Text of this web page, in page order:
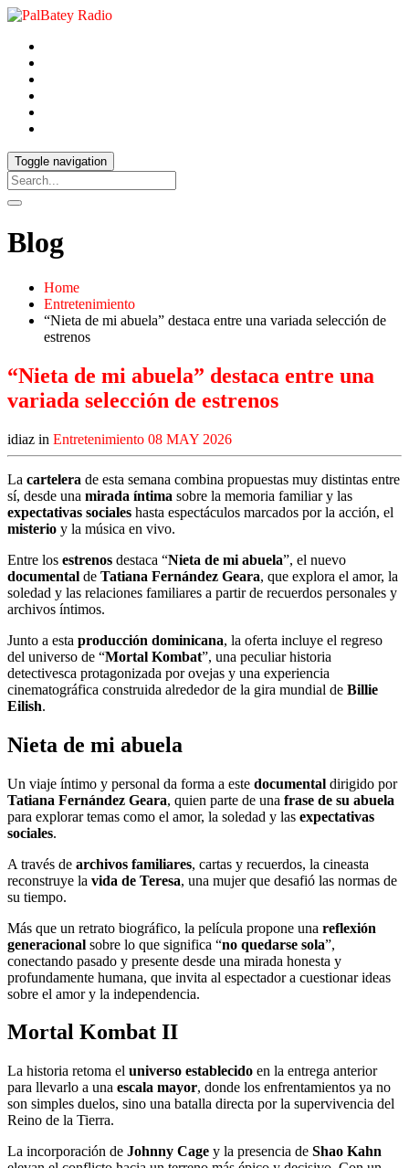
Toggle navigation
Blog
Home
Entretenimiento
“Nieta de mi abuela” destaca entre una variada selección de
estrenos
“Nieta de mi abuela” destaca entre una
variada selección de estrenos
idiaz in Entretenimiento 08 MAY 2026
La cartelera de esta semana combina propuestas muy distintas entre
sí, desde una mirada íntima sobre la memoria familiar y las
expectativas sociales hasta espectáculos marcados por la acción, el
misterio y la música en vivo.
Entre los estrenos destaca “Nieta de mi abuela”, el nuevo
documental de Tatiana Fernández Geara, que explora el amor, la
soledad y las relaciones familiares a partir de recuerdos personales y
archivos íntimos.
Junto a esta producción dominicana, la oferta incluye el regreso
del universo de “Mortal Kombat”, una peculiar historia
detectivesca protagonizada por ovejas y una experiencia
cinematográfica construida alrededor de la gira mundial de Billie
Eilish.
Nieta de mi abuela
Un viaje íntimo y personal da forma a este documental dirigido por
Tatiana Fernández Geara, quien parte de una frase de su abuela
para explorar temas como el amor, la soledad y las expectativas
sociales.
A través de archivos familiares, cartas y recuerdos, la cineasta
reconstruye la vida de Teresa, una mujer que desafió las normas de
su tiempo.
Más que un retrato biográfico, la película propone una reflexión
generacional sobre lo que significa “no quedarse sola”,
conectando pasado y presente desde una mirada honesta y
profundamente humana, que invita al espectador a cuestionar ideas
sobre el amor y la independencia.
Mortal Kombat II
La historia retoma el universo establecido en la entrega anterior
para llevarlo a una escala mayor, donde los enfrentamientos ya no
son simples duelos, sino una batalla directa por la supervivencia del
Reino de la Tierra.
La incorporación de Johnny Cage y la presencia de Shao Kahn